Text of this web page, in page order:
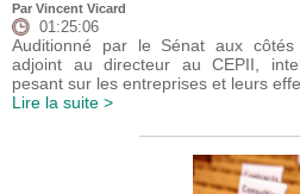
Par Vincent Vicard
01:25:06
Auditionné par le Sénat aux côtés
adjoint au directeur au CEPII,
pesant sur les entreprises et leurs
Lire la suite >